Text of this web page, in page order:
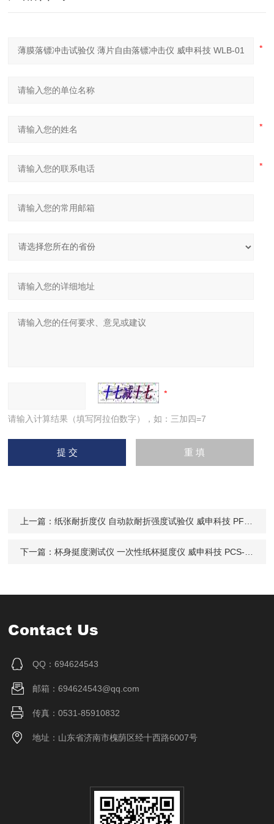
请输入计算结果（填写阿拉伯数字），如：三加四=7
上一篇：纸张耐折度仪 自动款耐折强度试验仪 威申科技 PFD-01
下一篇：杯身挺度测试仪 一次性纸杯挺度仪 威申科技 PCS-03
Contact Us
QQ：694624543
邮箱：694624543@qq.com
传真：0531-85910832
地址：山东省济南市槐荫区经十西路6007号